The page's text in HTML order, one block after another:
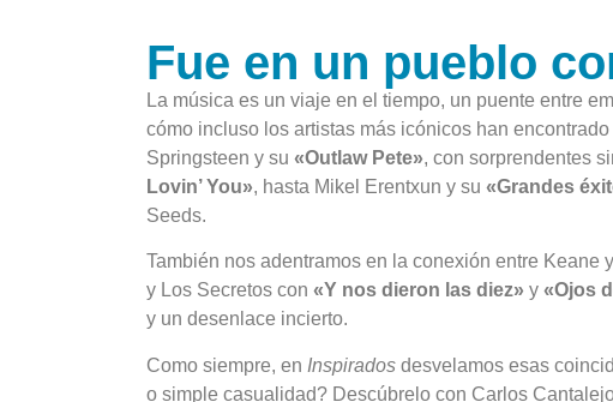
Fue en un pueblo
La música es un viaje en el tiempo, un puente entre
cómo incluso los artistas más icónicos han
Springsteen y su «Outlaw Pete», con sorprendentes
Lovin’ You», hasta Mikel Erentxun y su «Grandes
Seeds.
También nos adentramos en la conexión entre
y Los Secretos con «Y nos dieron las diez» y «Ojos
y un desenlace incierto.
Como siempre, en Inspirados desvelamos esas
o simple casualidad? Descúbrelo con Carlos